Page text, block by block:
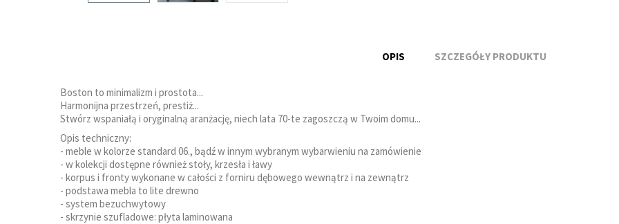
OPIS SZCZEGÓŁY PRODUKTU
Boston to minimalizm i prostota...
Harmonijna przestrzeń, prestiż...
Stwórz wspaniałą i oryginalną aranżację, niech lata 70-te zagoszczą w Twoim domu...
Opis techniczny:
- meble w kolorze standard 06., bądź w innym wybranym wybarwieniu na zamówienie
- w kolekcji dostępne również stoły, krzesła i ławy
- korpus i fronty wykonane w całości z forniru dębowego wewnątrz i na zewnątrz
- podstawa mebla to lite drewno
- system bezuchwytowy
- skrzynie szufladowe: płyta laminowana